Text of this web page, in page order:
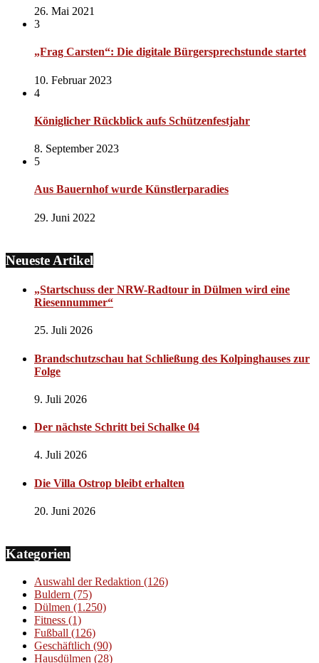
26. Mai 2021
3
„Frag Carsten“: Die digitale Bürgersprechstunde startet
10. Februar 2023
4
Königlicher Rückblick aufs Schützenfestjahr
8. September 2023
5
Aus Bauernhof wurde Künstlerparadies
29. Juni 2022
Neueste Artikel
„Startschuss der NRW-Radtour in Dülmen wird eine
Riesennummer“
25. Juli 2026
Brandschutzschau hat Schließung des Kolpinghauses zur
Folge
9. Juli 2026
Der nächste Schritt bei Schalke 04
4. Juli 2026
Die Villa Ostrop bleibt erhalten
20. Juni 2026
Kategorien
Auswahl der Redaktion (126)
Buldern (75)
Dülmen (1.250)
Fitness (1)
Fußball (126)
Geschäftlich (90)
Hausdülmen (28)